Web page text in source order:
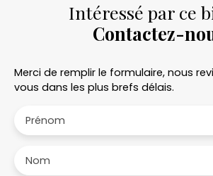
Intéressé par ce
Contactez-
Merci de remplir le formulaire, nous
vous dans les plus brefs délais.
Prénom
Nom